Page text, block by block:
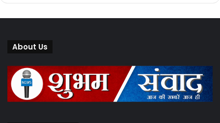
About Us